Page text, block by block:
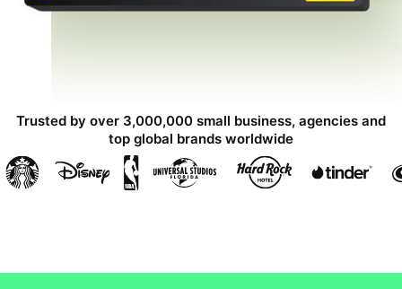
Trusted by over 3,000,000 small business, agencies and
top global brands worldwide